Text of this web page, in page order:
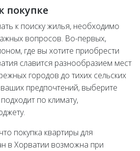
покупке
к поиску жилья, необходимо
вопросов. Во-первых,
где вы хотите приобрести
славится разнообразием мест
городов до тихих сельских
предпочтений, выберите
по климату,
покупка квартиры для
в Хорватии возможна при